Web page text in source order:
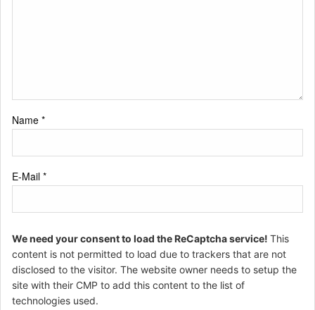
Name *
E-Mail *
We need your consent to load the ReCaptcha service! This
content is not permitted to load due to trackers that are not
disclosed to the visitor. The website owner needs to setup the
site with their CMP to add this content to the list of
technologies used.